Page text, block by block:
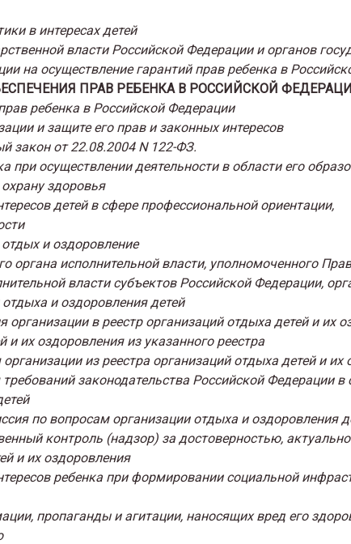
в интересах детей
власти Российской Федерации и органов
на осуществление гарантий прав ребенка в
ПРАВ РЕБЕНКА В РОССИЙСКОЙ
ребенка в Российской Федерации
и защите его прав и законных интересов
закон от 22.08.2004 N 122-ФЗ.
при осуществлении деятельности в области его
здоровья
детей в сфере профессиональной ориентации,
и оздоровление
органа исполнительной власти, уполномоченного
власти субъектов Российской Федерации,
и оздоровления детей
в реестр организаций отдыха детей и их
их оздоровления из указанного реестра
из реестра организаций отдыха детей и их
законодательства Российской Федерации в
по вопросам организации отдыха и оздоровления
контроль (надзор) за достоверностью,
и их оздоровления
ребенка при формировании социальной
пропаганды и агитации, наносящих вред его